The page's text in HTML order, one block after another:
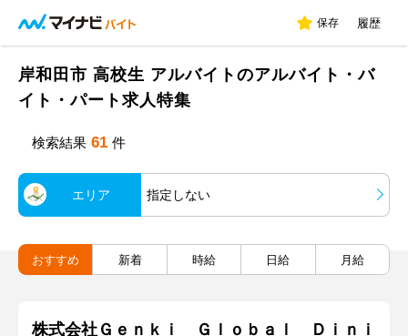
保存 履歴
岸和田市 高校生 アルバイトのアルバイト・バ
イト・パート求人特集
検索結果 61 件
エリア 指定しない
おすすめ 新着 時給 日給 月給
株式会社Ｇｅｎｋｉ Ｇｌｏｂａｌ Ｄｉｎｉ